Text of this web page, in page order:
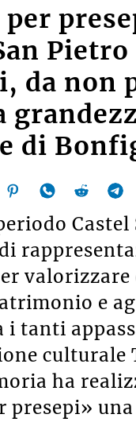
Pietro
da non
di
Castel
valorizzare
e
i tanti
culturale
ha
presepi»